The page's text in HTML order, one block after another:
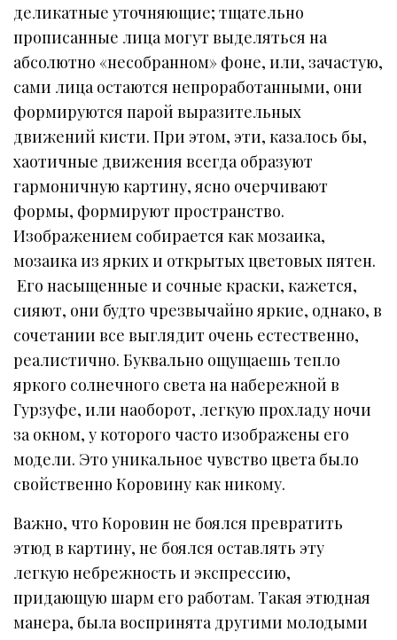
деликатные уточняющие; тщательно
прописанные лица могут выделяться на
абсолютно «несобранном» фоне, или, зачастую,
сами лица остаются непроработанными, они
формируются парой выразительных
движений кисти. При этом, эти, казалось бы,
хаотичные движения всегда образуют
гармоничную картину, ясно очерчивают
формы, формируют пространство.
Изображением собирается как мозаика,
мозаика из ярких и открытых цветовых пятен.
Его насыщенные и сочные краски, кажется,
сияют, они будто чрезвычайно яркие, однако, в
сочетании все выглядит очень естественно,
реалистично. Буквально ощущаешь тепло
яркого солнечного света на набережной в
Гурзуфе, или наоборот, легкую прохладу ночи
за окном, у которого часто изображены его
модели. Это уникальное чувство цвета было
свойственно Коровину как никому.
Важно, что Коровин не боялся превратить
этюд в картину, не боялся оставлять эту
легкую небрежность и экспрессию,
придающую шарм его работам. Такая этюдная
манера, была воспринята другими молодыми